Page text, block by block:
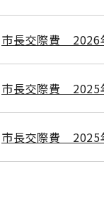
市長交際費 2026
市長交際費 2025
市長交際費 2025